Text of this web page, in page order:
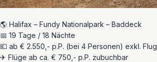
🌎 Halifax – Fundy Nationalpark – Baddeck
📅 19 Tage / 18 Nächte
💶 ab € 2.550,- p.P. (bei 4 Personen) exkl. Flug
✈ Flüge ab ca. € 750,- p.P. zubuchbar